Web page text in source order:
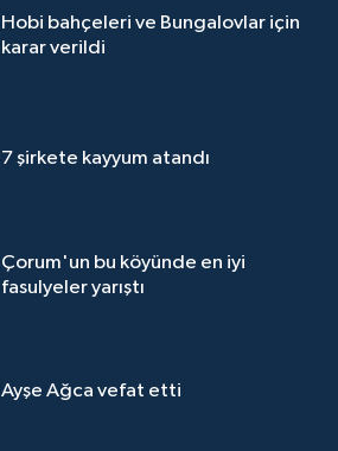
Hobi bahçeleri ve Bungalovlar için
karar verildi
7 şirkete kayyum atandı
Çorum'un bu köyünde en iyi
fasulyeler yarıştı
Ayşe Ağca vefat etti